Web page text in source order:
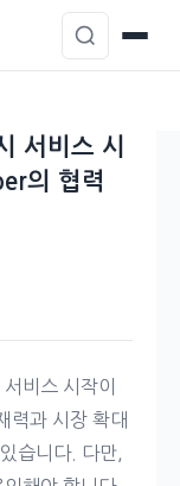
서비스 시
의 협력
비스 시작이
력과 시장 확대
습니다. 다만,